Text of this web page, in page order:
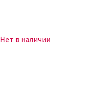
Нет в наличии